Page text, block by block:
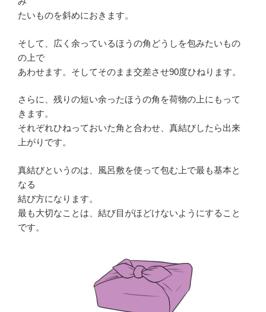
たいものを斜めにおきます。
そして、広く余っているほうの角どうしを包みたいもの
の上で
あわせます。そしてそのまま交差させ90度ひねります。
さらに、残りの短い余ったほうの角を荷物の上にもって
きます。
それぞれひねっておいた角と合わせ、真結びしたら出来
上がりです。
真結びというのは、風呂敷を使って包む上で最も基本と
なる
結び方になります。
最も大切なことは、結び目がほどけないようにすること
です。